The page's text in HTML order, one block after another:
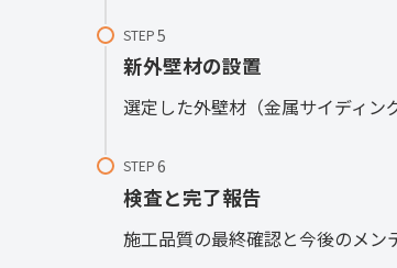
STEP
新外壁材の設置
選定した外壁材（金属サイディン
STEP
検査と完了報告
施工品質の最終確認と今後のメン